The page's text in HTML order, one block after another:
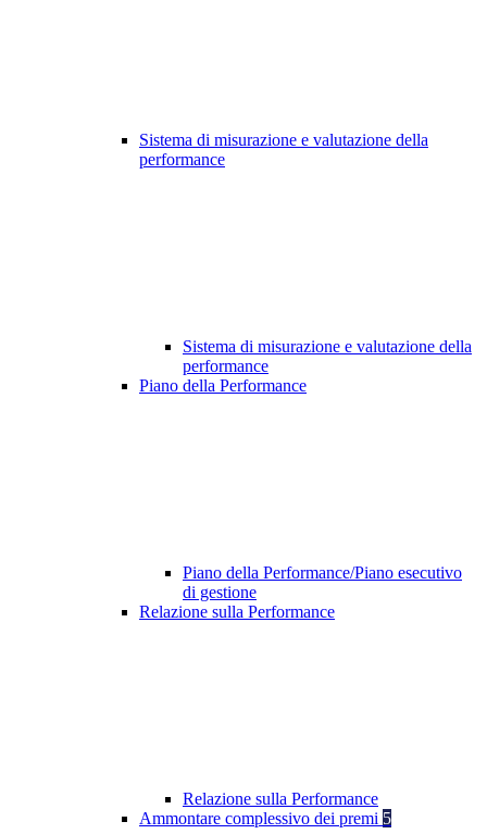
Sistema di misurazione e valutazione della
performance
Sistema di misurazione e valutazione della
performance
Piano della Performance
Piano della Performance/Piano esecutivo
di gestione
Relazione sulla Performance
Relazione sulla Performance
Ammontare complessivo dei premi 5